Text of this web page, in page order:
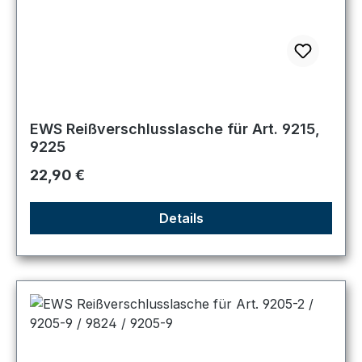
EWS Reißverschlusslasche für Art. 9215,
9225
Regulärer Preis:
22,90 €
Details